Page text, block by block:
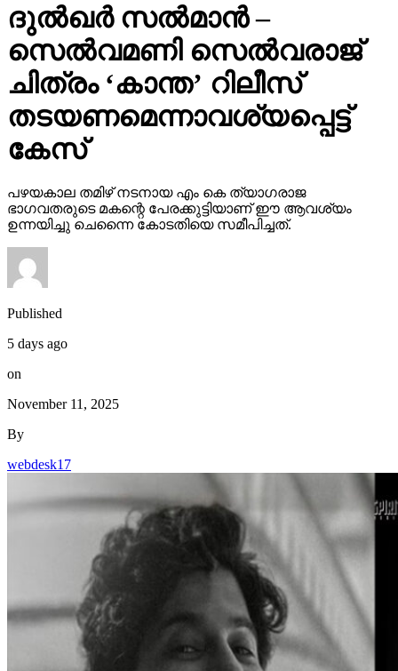
ദുല്‍ഖര്‍ സല്‍മാന്‍ –
സെല്‍വമണി സെല്‍വരാജ്
ചിത്രം ‘കാന്ത’ റിലീസ്
തടയണമെന്നാവശ്യപ്പെട്ട്
കേസ്
പഴയകാല തമിഴ് നടനായ എം കെ ത്യാഗരാജ
ഭാഗവതരുടെ മകന്റെ പേരക്കുട്ടിയാണ് ഈ ആവശ്യം
ഉന്നയിച്ചു ചെന്നൈ കോടതിയെ സമീപിച്ചത്.
Published
5 days ago
on
November 11, 2025
By
webdesk17